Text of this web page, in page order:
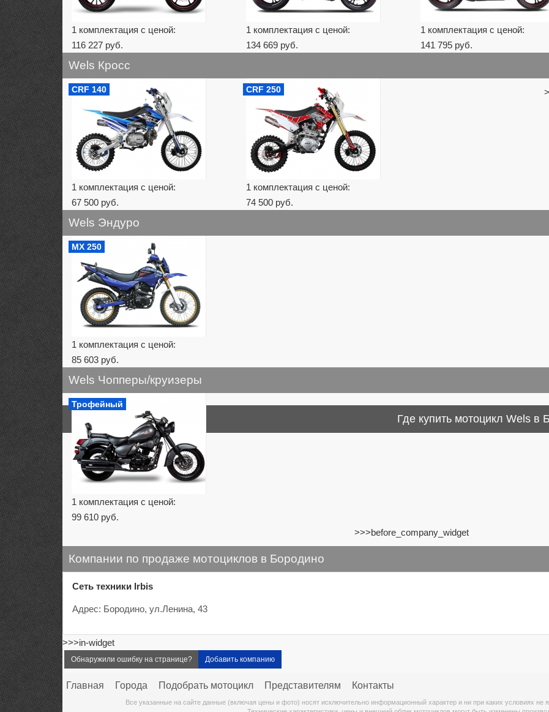
1 комплектация с ценой:
116 227 руб.
1 комплектация с ценой:
134 669 руб.
1 комплектация с ценой:
141 795 руб.
Wels Кросс
CRF 140
1 комплектация с ценой:
67 500 руб.
CRF 250
1 комплектация с ценой:
74 500 руб.
Wels Эндуро
MX 250
1 комплектация с ценой:
85 603 руб.
Wels Чопперы/круизеры
Трофейный
1 комплектация с ценой:
99 610 руб.
Где купить мотоцикл Wels в
>>>before_company_widget
Компании по продаже мотоциклов в Бородино
Сеть техники Irbis
Адрес: Бородино, ул.Ленина, 43
>>>in-widget
Обнаружили ошибку на странице? Добавить компанию
Главная Города Подобрать мотоцикл Представителям Контакты
Все указанные на сайте данные (включая цены и фото) носят исключительно информационный характер и ни при каких условиях не